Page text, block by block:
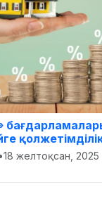
•18 желтоқсан, 2025